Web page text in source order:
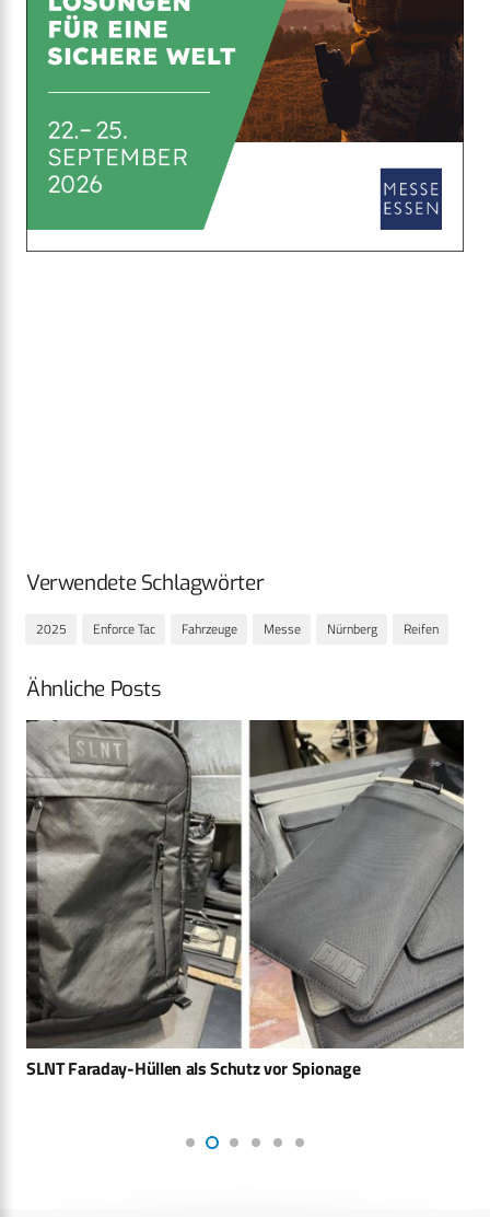
Verwendete Schlagwörter
2025 Enforce Tac Fahrzeuge Messe Nürnberg Reifen
Ähnliche Posts
SLNT Faraday-Hüllen als Schutz vor Spionage